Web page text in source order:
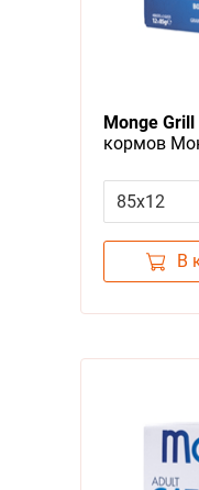
Monge Grill
кормов
Курица
85х12
В